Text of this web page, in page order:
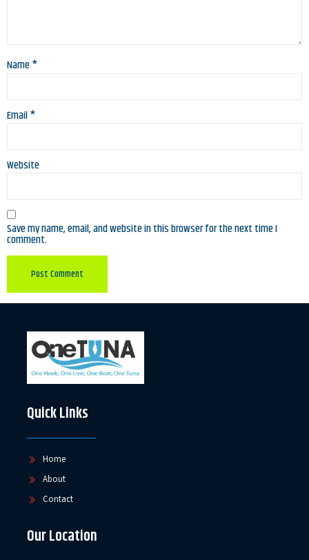
Name*
Email*
Website
Save my name, email, and website in this browser for the next time I
comment.
Quick Links
Home
About
Contact
Our Location